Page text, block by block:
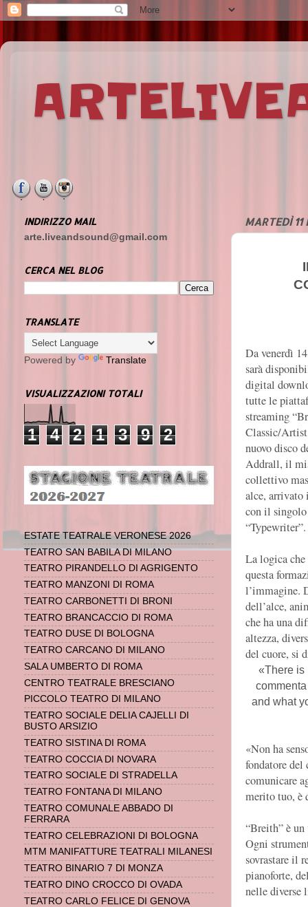
MARTEDÌ 11
Da venerdì
sarà
digital
tutte le
streaming
Classic/
nuovo disco
Addrall, il
collettivo
alce,
con il singolo
“Typewriter”.
La logica che
questa
l’immagine.
dell’alce,
che ha una
altezza,
del cuore, si
«There is
and what
«Non ha
fondatore
comunicare
merito tuo, è
“Breith” è
Ogni
sovrastare il
pianoforte,
nelle diverse
INDIRIZZO MAIL
arte.liveandsound@gmail.com
CERCA NEL BLOG
TRANSLATE
Powered by Translate
VISUALIZZAZIONI TOTALI
1 4 2 1 3 9 2
ESTATE TEATRALE VERONESE 2026
TEATRO SAN BABILA DI MILANO
TEATRO PIRANDELLO DI AGRIGENTO
TEATRO MANZONI DI ROMA
TEATRO CARBONETTI DI BRONI
TEATRO BRANCACCIO DI ROMA
TEATRO DUSE DI BOLOGNA
TEATRO CARCANO DI MILANO
SALA UMBERTO DI ROMA
CENTRO TEATRALE BRESCIANO
PICCOLO TEATRO DI MILANO
TEATRO SOCIALE DELIA CAJELLI DI
BUSTO ARSIZIO
TEATRO SISTINA DI ROMA
TEATRO COCCIA DI NOVARA
TEATRO SOCIALE DI STRADELLA
TEATRO FONTANA DI MILANO
TEATRO COMUNALE ABBADO DI
FERRARA
TEATRO CELEBRAZIONI DI BOLOGNA
MTM MANIFATTURE TEATRALI MILANESI
TEATRO BINARIO 7 DI MONZA
TEATRO DINO CROCCO DI OVADA
TEATRO CARLO FELICE DI GENOVA